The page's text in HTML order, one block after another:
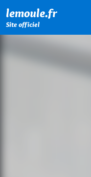
lemoule.fr
Site officiel